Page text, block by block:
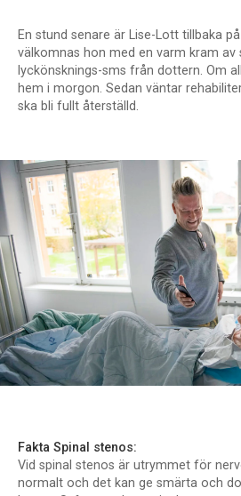
En stund senare är Lise-Lott tillbaka
välkomnas hon med en varm kram av
lyckönsknings-sms från dottern. Om
hem i morgon. Sedan väntar
ska bli fullt återställd.
Fakta Spinal stenos:
Vid spinal stenos är utrymmet för
normalt och det kan ge smärta och